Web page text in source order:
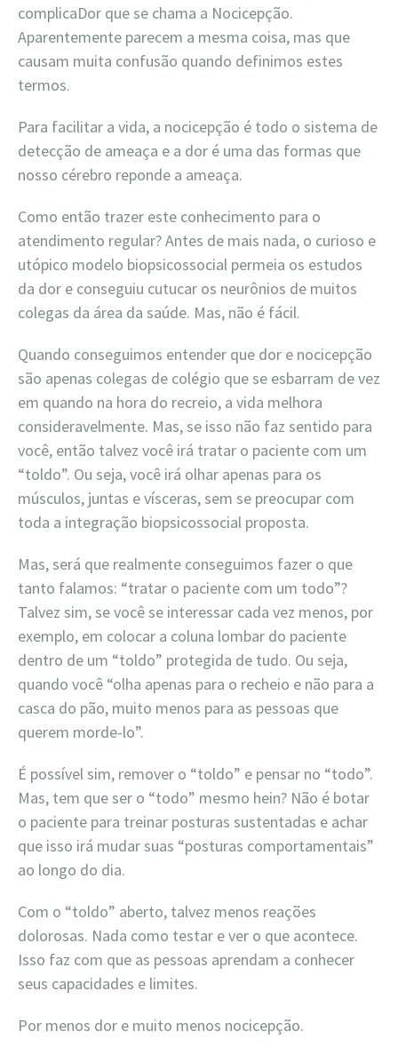
complicaDor que se chama a Nocicepção.
Aparentemente parecem a mesma coisa, mas que
causam muita confusão quando definimos estes
termos.
Para facilitar a vida, a nocicepção é todo o sistema de
detecção de ameaça e a dor é uma das formas que
nosso cérebro reponde a ameaça.
Como então trazer este conhecimento para o
atendimento regular? Antes de mais nada, o curioso e
utópico modelo biopsicossocial permeia os estudos
da dor e conseguiu cutucar os neurônios de muitos
colegas da área da saúde. Mas, não é fácil.
Quando conseguimos entender que dor e nocicepção
são apenas colegas de colégio que se esbarram de vez
em quando na hora do recreio, a vida melhora
consideravelmente. Mas, se isso não faz sentido para
você, então talvez você irá tratar o paciente com um
“toldo”. Ou seja, você irá olhar apenas para os
músculos, juntas e vísceras, sem se preocupar com
toda a integração biopsicossocial proposta.
Mas, será que realmente conseguimos fazer o que
tanto falamos: “tratar o paciente com um todo”?
Talvez sim, se você se interessar cada vez menos, por
exemplo, em colocar a coluna lombar do paciente
dentro de um “toldo” protegida de tudo. Ou seja,
quando você “olha apenas para o recheio e não para a
casca do pão, muito menos para as pessoas que
querem morde-lo”.
É possível sim, remover o “toldo” e pensar no “todo”.
Mas, tem que ser o “todo” mesmo hein? Não é botar
o paciente para treinar posturas sustentadas e achar
que isso irá mudar suas “posturas comportamentais”
ao longo do dia.
Com o “toldo” aberto, talvez menos reações
dolorosas. Nada como testar e ver o que acontece.
Isso faz com que as pessoas aprendam a conhecer
seus capacidades e limites.
Por menos dor e muito menos nocicepção.